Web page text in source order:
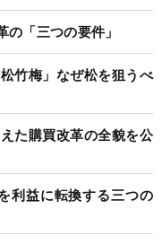
「三つの要件」
竹梅」なぜ松を狙うべ
た購買改革の全貌を公
利益に転換する三つの